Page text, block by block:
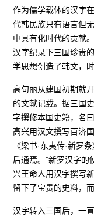
作为儒学载体的汉字
代韩民族只有语言但
中具有化时代的贡献
汉字纪录下三国珍贵
学思想创造了韩文，
高句丽从建国初期就
的文献记载。据三国
字撰修本国史籍，名
高兴用汉文撰写百济
《梁书·东夷传·新罗
后通焉。”新罗汉字
兴王命人用汉字撰写
留下了宝贵的史料，
汉字转入三国后，一